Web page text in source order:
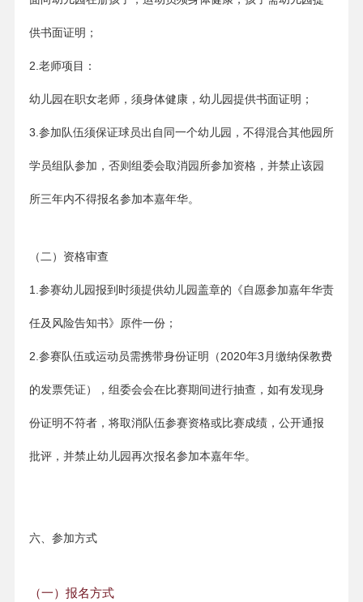
供书面证明；
2.老师项目：
幼儿园在职女老师，须身体健康，幼儿园提供书面证明；
3.参加队伍须保证球员出自同一个幼儿园，不得混合其他园所
学员组队参加，否则组委会取消园所参加资格，并禁止该园
所三年内不得报名参加本嘉年华。
（二）资格审查
1.参赛幼儿园报到时须提供幼儿园盖章的《自愿参加嘉年华责
任及风险告知书》原件一份；
2.参赛队伍或运动员需携带身份证明（2020年3月缴纳保教费
的发票凭证），组委会会在比赛期间进行抽查，如有发现身
份证明不符者，将取消队伍参赛资格或比赛成绩，公开通报
批评，并禁止幼儿园再次报名参加本嘉年华。
六、参加方式
（一）报名方式